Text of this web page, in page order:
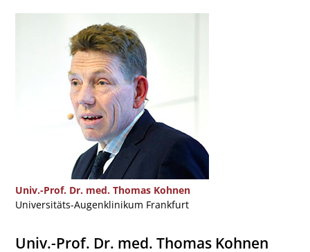
Univ.-Prof. Dr. med. Thomas Kohnen
Universitäts-Augenklinikum Frankfurt
Univ.-Prof. Dr. med. Thomas Kohnen